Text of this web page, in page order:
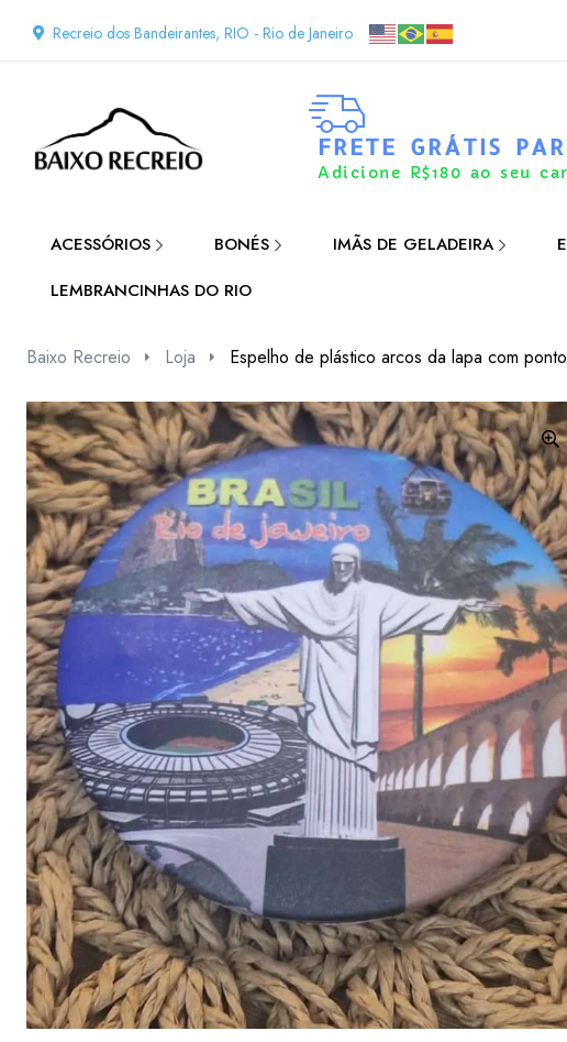
Recreio dos Bandeirantes, RIO - Rio de Janeiro
FRETE GRÁTIS
Adicione R$180 ao seu
ACESSÓRIOS BONÉS IMÃS DE GELADEIRA
LEMBRANCINHAS DO RIO
Baixo Recreio Loja Espelho de plástico arcos da lapa com